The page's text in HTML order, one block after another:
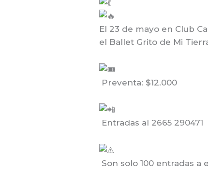
El 23 de mayo en Club
el Ballet Grito de Mi
Preventa: $12.000
Entradas al 2665 290471
Son solo 100 entradas a